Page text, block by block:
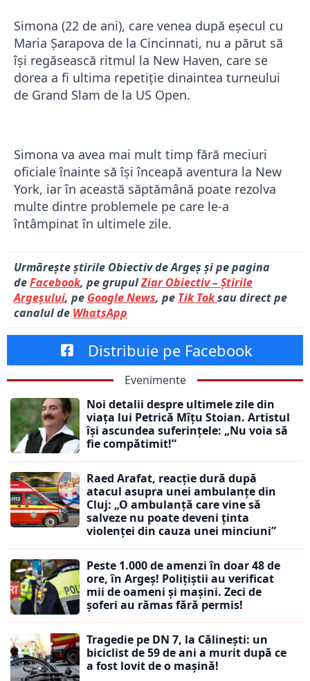
Simona (22 de ani), care venea după eşecul cu
Maria Şarapova de la Cincinnati, nu a părut să
îşi regăsească ritmul la New Haven, care se
dorea a fi ultima repetiţie dinaintea turneului
de Grand Slam de la US Open.
Simona va avea mai mult timp fără meciuri
oficiale înainte să îşi înceapă aventura la New
York, iar în această săptămână poate rezolva
multe dintre problemele pe care le-a
întâmpinat în ultimele zile.
Urmărește știrile Obiectiv de Argeș și pe pagina
deFacebook, pe grupulZiar Obiectiv – Știrile
Argeșului, pe Google News, pe Tik Toksau direct pe
canalul de WhatsApp
Distribuie pe Facebook
Evenimente
Noi detalii despre ultimele zile din
viața lui Petrică Mîțu Stoian. Artistul
își ascundea suferințele: „Nu voia să
fie compătimit!”
Raed Arafat, reacție dură după
atacul asupra unei ambulanțe din
Cluj: „O ambulanță care vine să
salveze nu poate deveni ținta
violenței din cauza unei minciuni”
Peste 1.000 de amenzi în doar 48 de
ore, în Argeș! Polițiștii au verificat
mii de oameni și mașini. Zeci de
șoferi au rămas fără permis!
Tragedie pe DN 7, la Călinești: un
biciclist de 59 de ani a murit după ce
a fost lovit de o mașină!